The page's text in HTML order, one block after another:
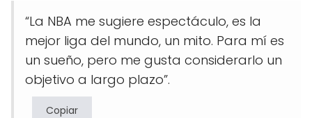
“La NBA me sugiere espectáculo, es la
mejor liga del mundo, un mito. Para mí es
un sueño, pero me gusta considerarlo un
objetivo a largo plazo”.
Copiar